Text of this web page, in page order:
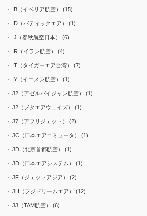
IB（イベリア航空） (15)
ID（バティックエア） (1)
IJ（春秋航空日本） (6)
IR（イラン航空） (4)
IT（タイガーエア台湾） (7)
IY（イエメン航空） (1)
J2（アゼルバイジャン航空） (1)
J2（ブタエアウェイズ） (1)
J7（アフリジェット） (2)
JC（日本エアコミュータ） (1)
JD（北京首都航空） (1)
JD（日本エアシステム） (1)
JF（ジェットアジア） (2)
JH（フジドリームエア） (12)
JJ（TAM航空） (6)